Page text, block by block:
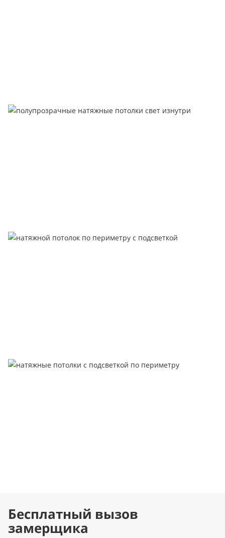
Бесплатный вызов
замерщика